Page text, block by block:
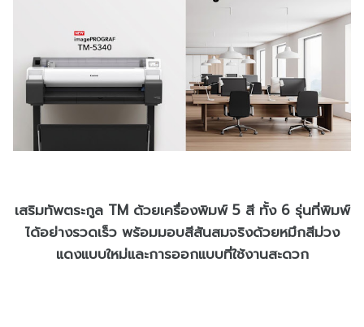
เสริมทัพตระกูล TM ด้วยเครื่องพิมพ์ 5 สี ทั้ง 6 รุ่นที่พิมพ์
ได้อย่างรวดเร็ว พร้อมมอบสีสันสมจริงด้วยหมึกสีม่วง
แดงแบบใหม่และการออกแบบที่ใช้งานสะดวก